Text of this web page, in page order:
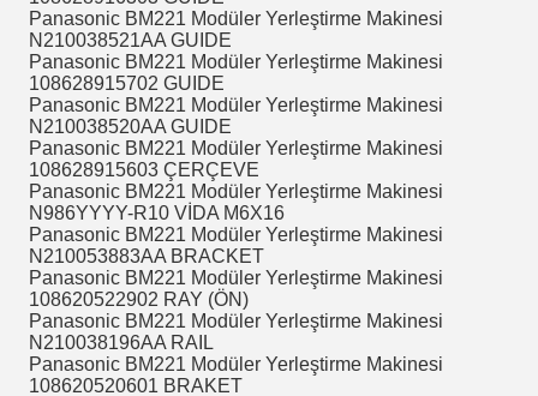
Panasonic BM221 Modüler Yerleştirme Makinesi
N210038521AA GUIDE
Panasonic BM221 Modüler Yerleştirme Makinesi
108628915702 GUIDE
Panasonic BM221 Modüler Yerleştirme Makinesi
N210038520AA GUIDE
Panasonic BM221 Modüler Yerleştirme Makinesi
108628915603 ÇERÇEVE
Panasonic BM221 Modüler Yerleştirme Makinesi
N986YYYY-R10 VİDA M6X16
Panasonic BM221 Modüler Yerleştirme Makinesi
N210053883AA BRACKET
Panasonic BM221 Modüler Yerleştirme Makinesi
108620522902 RAY (ÖN)
Panasonic BM221 Modüler Yerleştirme Makinesi
N210038196AA RAIL
Panasonic BM221 Modüler Yerleştirme Makinesi
108620520601 BRAKET